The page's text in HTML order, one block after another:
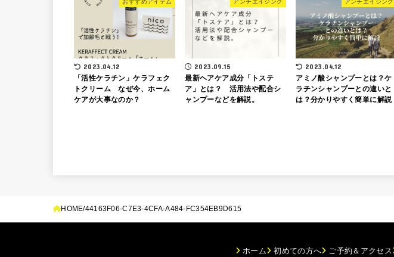
2023.04.12
「活性ケラチン」ケラフェク
トクリーム なぜ今、ホーム
ケアが大事なのか？
2023.09.15
最新ヘアケア成分「トステ
ア」とは？ 活用法や配合シ
ャンプーなどを解説。
2023.04.12
アミノ酸シャンプーとは？ケ
ラチンシャンプーとの違いと
は？分かりやすく簡単に解説
HOME 44163F06-C7E3-4CFA-A484-FC354EB9D615
ホーム 初めての方へ ご予約＆アクセス